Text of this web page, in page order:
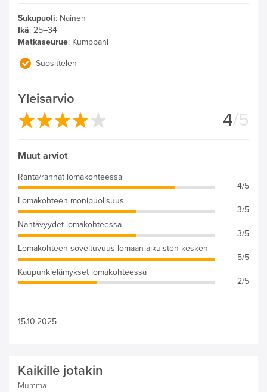
Sukupuoli: Nainen
Ikä: 25–34
Matkaseurue: Kumppani
Suosittelen
Yleisarvio
4/5
Muut arviot
Ranta/rannat lomakohteessa
4/5
Lomakohteen monipuolisuus
3/5
Nähtävyydet lomakohteessa
3/5
Lomakohteen soveltuvuus lomaan aikuisten kesken
5/5
Kaupunkielämykset lomakohteessa
2/5
15.10.2025
Kaikille jotakin
Mumma